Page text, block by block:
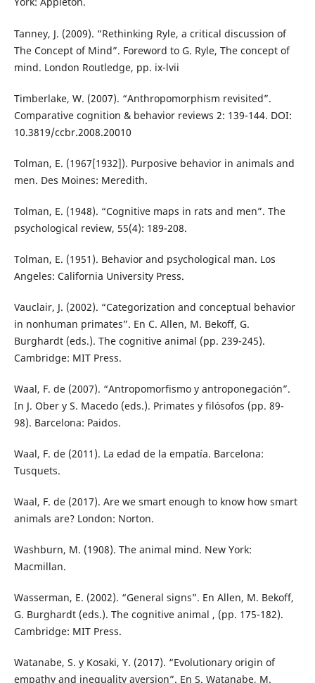
Tanney, J. (2009). “Rethinking Ryle, a critical discussion of
The Concept of Mind”. Foreword to G. Ryle, The concept of
mind. London Routledge, pp. ix-lvii
Timberlake, W. (2007). “Anthropomorphism revisited”.
Comparative cognition & behavior reviews 2: 139-144. DOI:
10.3819/ccbr.2008.20010
Tolman, E. (1967[1932]). Purposive behavior in animals and
men. Des Moines: Meredith.
Tolman, E. (1948). “Cognitive maps in rats and men”. The
psychological review, 55(4): 189-208.
Tolman, E. (1951). Behavior and psychological man. Los
Angeles: California University Press.
Vauclair, J. (2002). “Categorization and conceptual behavior
in nonhuman primates”. En C. Allen, M. Bekoff, G.
Burghardt (eds.). The cognitive animal (pp. 239-245).
Cambridge: MIT Press.
Waal, F. de (2007). “Antropomorfismo y antroponegación”.
In J. Ober y S. Macedo (eds.). Primates y filósofos (pp. 89-
98). Barcelona: Paidos.
Waal, F. de (2011). La edad de la empatía. Barcelona:
Tusquets.
Waal, F. de (2017). Are we smart enough to know how smart
animals are? London: Norton.
Washburn, M. (1908). The animal mind. New York:
Macmillan.
Wasserman, E. (2002). “General signs”. En Allen, M. Bekoff,
G. Burghardt (eds.). The cognitive animal , (pp. 175-182).
Cambridge: MIT Press.
Watanabe, S. y Kosaki, Y. (2017). “Evolutionary origin of
empathy and inequality aversion”. En S. Watanabe, M.